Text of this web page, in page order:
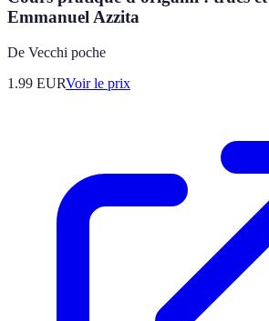
Emmanuel Azzita
De Vecchi poche
1.99 EURVoir le prix